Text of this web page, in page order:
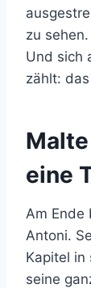
zu
Und sich
zählt:
eine
Am Ende
Antoni.
Kapitel in
seine